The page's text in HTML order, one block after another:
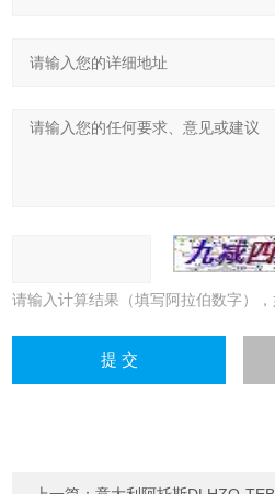
请输入计算结果（填写阿拉伯数字）